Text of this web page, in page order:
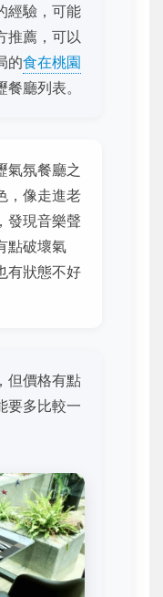
經驗，可能
推薦，可以
的食在桃園
廳列表。
氣氛餐廳之
，像走進老
發現音樂聲
點破壞氣
有狀態不好
但價格有點
要多比較一